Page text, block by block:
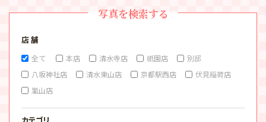
写真を検索する
店 舗
全て 本店 清水寺店 祇園店
別邸
八坂神社店
清水東山店 京都駅西店
伏見稲荷店
嵐山店